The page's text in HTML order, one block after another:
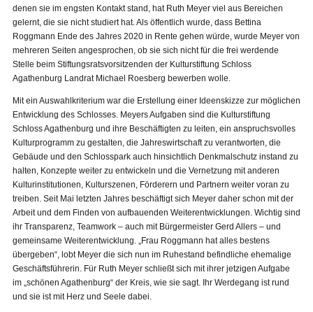
denen sie im engsten Kontakt stand, hat Ruth Meyer viel aus Bereichen
gelernt, die sie nicht studiert hat. Als öffentlich wurde, dass Bettina
Roggmann Ende des Jahres 2020 in Rente gehen würde, wurde Meyer von
mehreren Seiten angesprochen, ob sie sich nicht für die frei werdende
Stelle beim Stiftungsratsvorsitzenden der Kulturstiftung Schloss
Agathenburg Landrat Michael Roesberg bewerben wolle.
Mit ein Auswahlkriterium war die Erstellung einer Ideenskizze zur möglichen
Entwicklung des Schlosses. Meyers Aufgaben sind die Kulturstiftung
Schloss Agathenburg und ihre Beschäftigten zu leiten, ein anspruchsvolles
Kulturprogramm zu gestalten, die Jahreswirtschaft zu verantworten, die
Gebäude und den Schlosspark auch hinsichtlich Denkmalschutz instand zu
halten, Konzepte weiter zu entwickeln und die Vernetzung mit anderen
Kulturinstitutionen, Kulturszenen, Förderern und Partnern weiter voran zu
treiben. Seit Mai letzten Jahres beschäftigt sich Meyer daher schon mit der
Arbeit und dem Finden von aufbauenden Weiterentwicklungen. Wichtig sind
ihr Transparenz, Teamwork – auch mit Bürgermeister Gerd Allers – und
gemeinsame Weiterentwicklung. „Frau Roggmann hat alles bestens
übergeben“, lobt Meyer die sich nun im Ruhestand befindliche ehemalige
Geschäftsführerin. Für Ruth Meyer schließt sich mit ihrer jetzigen Aufgabe
im „schönen Agathenburg“ der Kreis, wie sie sagt. Ihr Werdegang ist rund
und sie ist mit Herz und Seele dabei.